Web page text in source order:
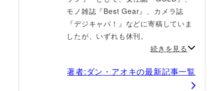
モノ雑誌『Best Gear』、カメラ誌
『デジキャパ！』などに寄稿していま
したが、いずれも休刊。
続きを見る
著者:ダン・アオキの最新記事一覧